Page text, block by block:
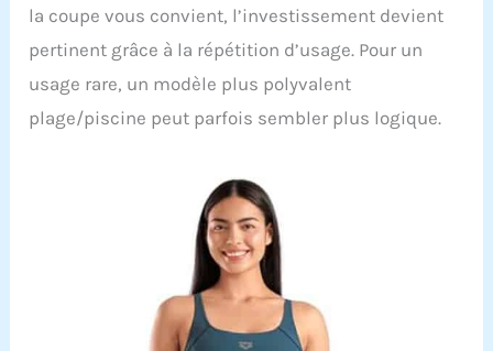
la coupe vous convient, l’investissement devient
pertinent grâce à la répétition d’usage. Pour un
usage rare, un modèle plus polyvalent
plage/piscine peut parfois sembler plus logique.